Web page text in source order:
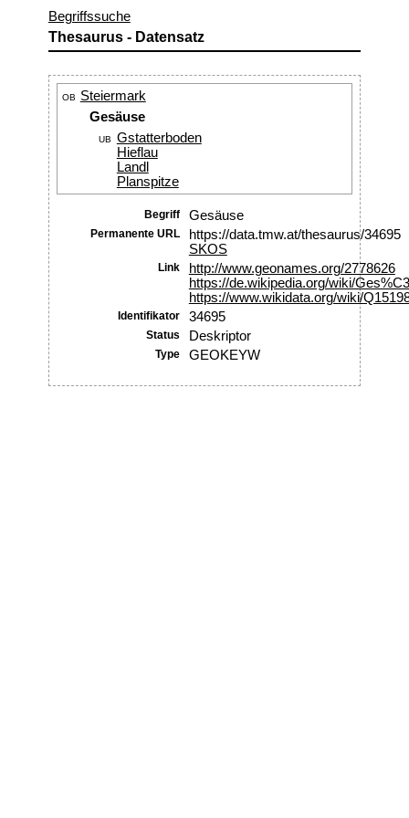
Begriffssuche
Thesaurus - Datensatz
OB
Steiermark
Gesäuse
UB
Gstatterboden
Hieflau
Landl
Planspitze
Begriff Gesäuse
Permanente URL
https://data.tmw.at/thesaurus/34695
SKOS
Link
http://www.geonames.org/2778626
https://de.wikipedia.org/wiki/
https://www.wikidata.org/wiki/
Identifikator 34695
Status Deskriptor
Type GEOKEYW